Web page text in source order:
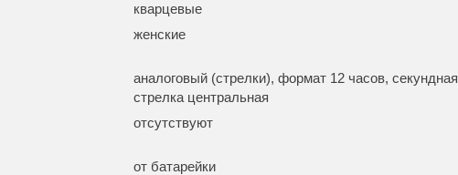
кварцевые
женские
аналоговый (стрелки), формат 12 часов, секундная
стрелка центральная
отсутствуют
от батарейки